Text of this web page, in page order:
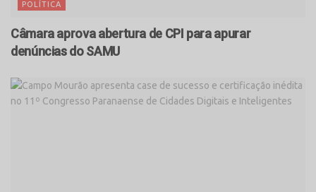
POLÍTICA
Câmara aprova abertura de CPI para apurar
denúncias do SAMU